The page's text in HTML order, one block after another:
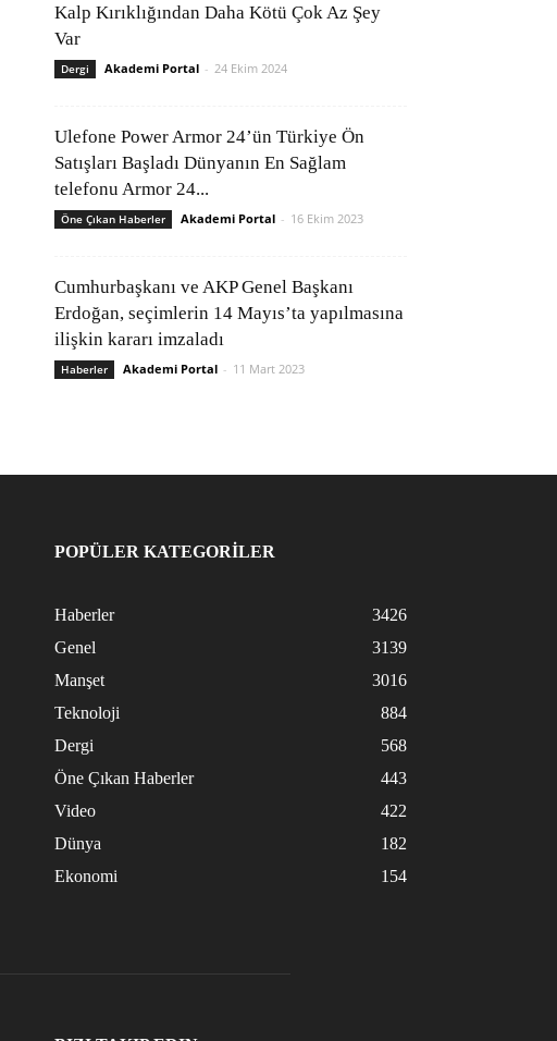
Kalp Kırıklığından Daha Kötü Çok Az Şey
Var
Dergi Akademi Portal - 24 Ekim 2024
Ulefone Power Armor 24’ün Türkiye Ön
Satışları Başladı Dünyanın En Sağlam
telefonu Armor 24...
Öne Çıkan Haberler Akademi Portal - 16 Ekim 2023
Cumhurbaşkanı ve AKP Genel Başkanı
Erdoğan, seçimlerin 14 Mayıs’ta yapılmasına
ilişkin kararı imzaladı
Haberler Akademi Portal - 11 Mart 2023
POPÜLER KATEGORİLER
Haberler
3426
Genel
3139
Manşet
3016
Teknoloji
884
Dergi
568
Öne Çıkan Haberler
443
Video
422
Dünya
182
Ekonomi
154